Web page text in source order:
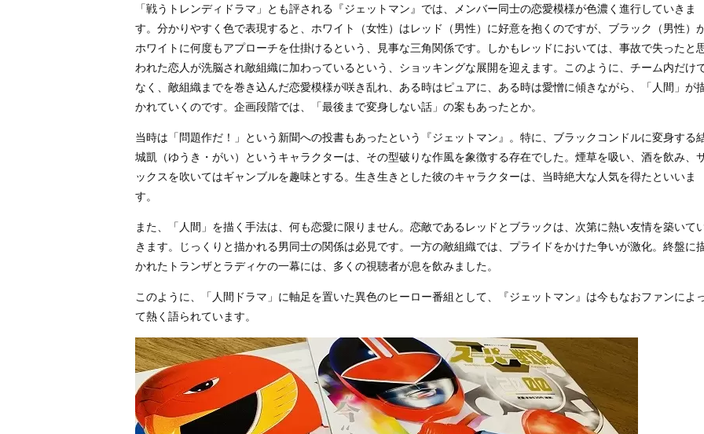
「戦うトレンディドラマ」とも評される『ジェットマン』では、メンバー同士の恋愛模様が色濃く進行していきま
す。分かりやすく色で表現すると、ホワイト（女性）はレッド（男性）に好意を抱くのですが、ブラック（男性）
ホワイトに何度もアプローチを仕掛けるという、見事な三角関係です。しかもレッドにおいては、事故で失ったと
われた恋人が洗脳され敵組織に加わっているという、ショッキングな展開を迎えます。このように、チーム内だけ
なく、敵組織までを巻き込んだ恋愛模様が咲き乱れ、ある時はピュアに、ある時は愛憎に傾きながら、「人間」が
かれていくのです。企画段階では、「最後まで変身しない話」の案もあったとか。
当時は「問題作だ！」という新聞への投書もあったという『ジェットマン』。特に、ブラックコンドルに変身する
城凱（ゆうき・がい）というキャラクターは、その型破りな作風を象徴する存在でした。煙草を吸い、酒を飲み、
ックスを吹いてはギャンブルを趣味とする。生き生きとした彼のキャラクターは、当時絶大な人気を得たといいま
す。
また、「人間」を描く手法は、何も恋愛に限りません。恋敵であるレッドとブラックは、次第に熱い友情を築いて
きます。じっくりと描かれる男同士の関係は必見です。一方の敵組織では、プライドをかけた争いが激化。終盤に
かれたトランザとラディケの一幕には、多くの視聴者が息を飲みました。
このように、「人間ドラマ」に軸足を置いた異色のヒーロー番組として、『ジェットマン』は今もなおファンによ
て熱く語られています。